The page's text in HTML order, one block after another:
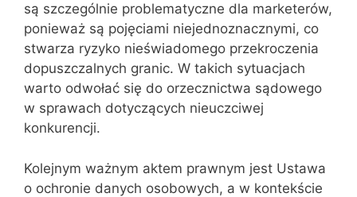
są szczególnie problematyczne dla marketerów,
ponieważ są pojęciami niejednoznacznymi, co
stwarza ryzyko nieświadomego przekroczenia
dopuszczalnych granic. W takich sytuacjach
warto odwołać się do orzecznictwa sądowego
w sprawach dotyczących nieuczciwej
konkurencji.
Kolejnym ważnym aktem prawnym jest Ustawa
o ochronie danych osobowych, a w kontekście